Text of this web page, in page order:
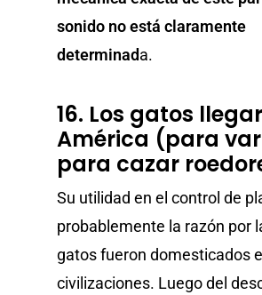
sonido no está claramente
determinada.
16. Los gatos
América (para
para cazar
Su utilidad en el control de
probablemente la razón por
gatos fueron domesticados
civilizaciones. Luego del